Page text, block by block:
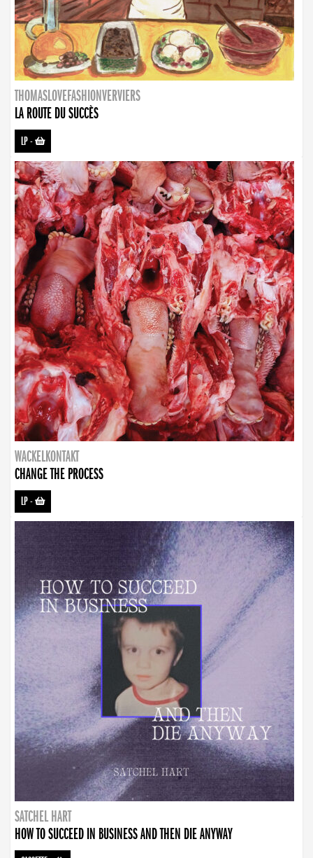
THOMASLOVEFASHIONVERVIERS
LA ROUTE DU SUCCÈS
LP-
WACKELKONTAKT
CHANGE THE PROCESS
LP-
SATCHEL HART
HOW TO SUCCEED IN BUSINESS AND THEN DIE ANYWAY